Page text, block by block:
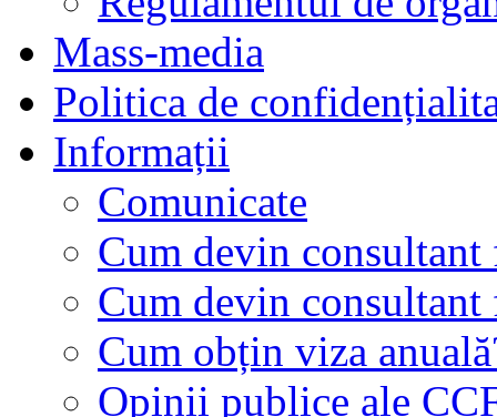
Mass-media
Politica de
Informații
Comunicate
Cum devin consultant
Cum devin consultant
Cum obțin viza
Opinii publice ale